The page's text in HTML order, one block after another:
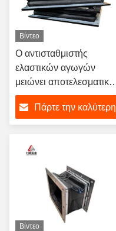
Βίντεο
Ο αντισταθμιστής
ελαστικών αγωγών
μειώνει αποτελεσματικά
τη μετάδοση θορύβου
και δονήσεων στο ρεύμα
αέρα για εφαρμογές
Πάρτε την καλύτερη
Βίντεο